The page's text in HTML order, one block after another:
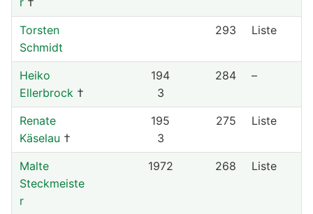
Torsten
Schmidt
293 Liste
Heiko
Ellerbrock †
194
3
284 –
Renate
Käselau †
195
3
275 Liste
Malte
Steckmeiste
r
1972 268 Liste